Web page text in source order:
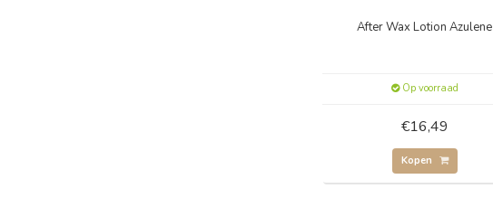
After Wax Lotion Azulene
Op voorraad
€16,49
Kopen